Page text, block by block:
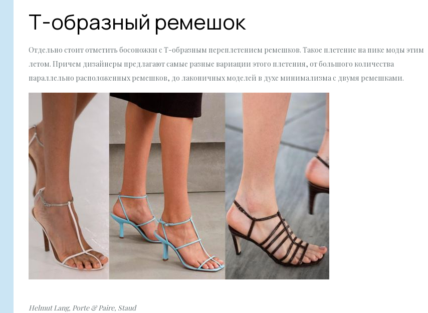
Т-образный ремешок
Отдельно стоит отметить босоножки с Т-образным переплетением ремешков. Такое плетение на пике моды этим
летом. Причем дизайнеры предлагают самые разные вариации этого плетения, от большого количества
параллельно расположенных ремешков, до лаконичных моделей в духе минимализма с двумя ремешками.
Helmut Lang, Porte & Paire, Staud